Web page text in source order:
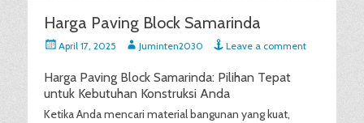
Harga Paving Block Samarinda
PostedApril 17, 2025 AuthorJuminten2030 Leave a comment
Harga Paving Block Samarinda: Pilihan Tepat
untuk Kebutuhan Konstruksi Anda
Ketika Anda mencari material bangunan yang kuat,